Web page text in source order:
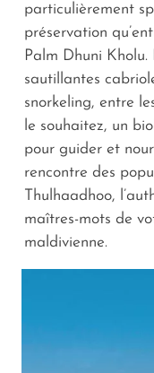
particulièrement
préservation
Palm Dhuni Kholu.
sautillantes
snorkeling, entre
le souhaitez, un
pour guider et
rencontre des
Thulhaadhoo,
maîtres-mots de
maldivienne.